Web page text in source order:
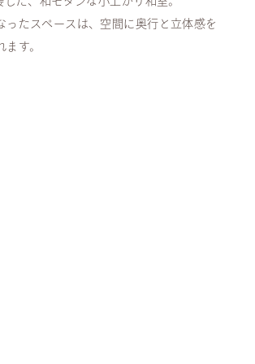
ったスペースは、空間に奥行と立体感を
ます。